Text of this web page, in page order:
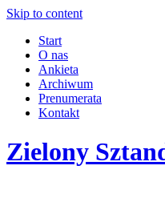
Skip to content
Start
O nas
Ankieta
Archiwum
Prenumerata
Kontakt
Zielony